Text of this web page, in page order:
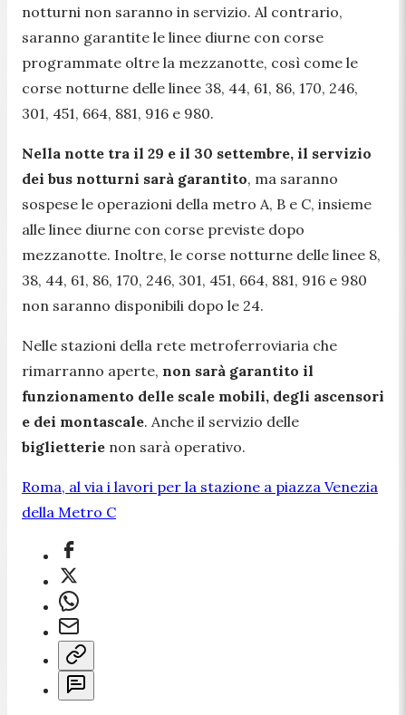
notturni non saranno in servizio. Al contrario,
saranno garantite le linee diurne con corse
programmate oltre la mezzanotte, così come le
corse notturne delle linee 38, 44, 61, 86, 170, 246,
301, 451, 664, 881, 916 e 980.
Nella notte tra il 29 e il 30 settembre, il servizio
dei bus notturni sarà garantito, ma saranno
sospese le operazioni della metro A, B e C, insieme
alle linee diurne con corse previste dopo
mezzanotte. Inoltre, le corse notturne delle linee 8,
38, 44, 61, 86, 170, 246, 301, 451, 664, 881, 916 e 980
non saranno disponibili dopo le 24.
Nelle stazioni della rete metroferroviaria che
rimarranno aperte, non sarà garantito il
funzionamento delle scale mobili, degli ascensori
e dei montascale. Anche il servizio delle
biglietterie non sarà operativo.
Roma, al via i lavori per la stazione a piazza Venezia
della Metro C